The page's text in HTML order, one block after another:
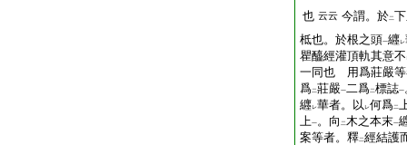
也 云云 今謂。於二
柢也。於根之頭一纒レ
瞿醯經灌頂軌其意不
一同也 用爲莊嚴等
爲二莊嚴一二爲二標誌一
纒レ華者。以 レ何爲二
上一。向 二木之本末一
案等者。釋二經結護